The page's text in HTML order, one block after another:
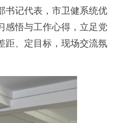
书记代表，市卫健系统优
感悟与工作心得，立足党
距、定目标，现场交流氛